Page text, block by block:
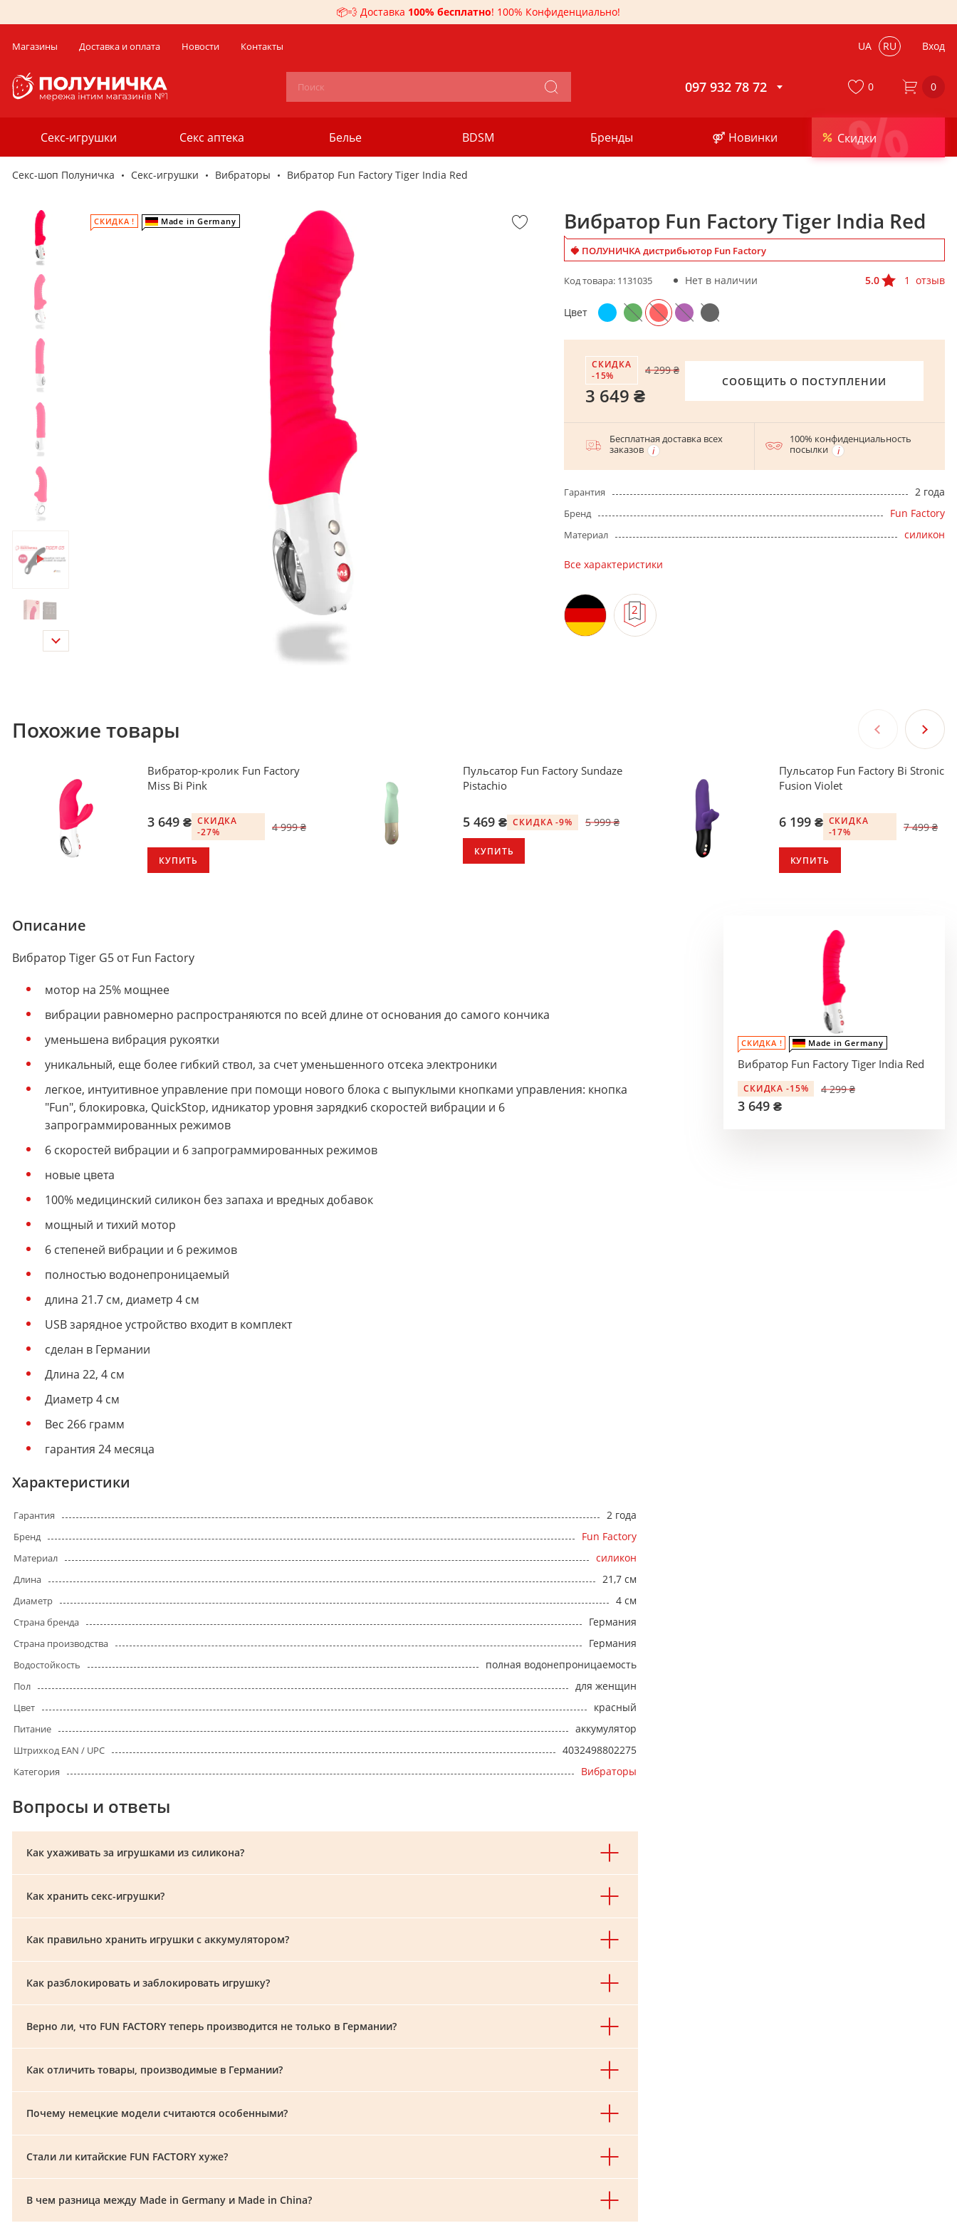
📦💨 Доставка 100% бесплатно! 100% Конфиденциально!
Магазины Доставка и оплата Новости Контакты UA RU Вход
097 932 78 72 0
Секс-игрушки Секс аптека Белье BDSM Бренды ⚤ Новинки %
Скидки
0
Секс-шоп Полуничка Секс-игрушки Вибраторы Вибратор Fun Factory Tiger India Red
СКИДКА ! Made in Germany Вибратор Fun Factory Tiger India Red
🍓 ПОЛУНИЧКА дистрибьютор Fun Factory
Код товара: 1131035 Нет в наличии 5.0 1 отзыв
Цвет
СООБЩИТЬ О ПОСТУПЛЕНИИ
СКИДКА
-15%
4 299 ₴
3 649 ₴
Бесплатная доставка всех
заказов
100% конфиденциальность
посылки
Гарантия 2 года
Бренд Fun Factory
Материал силикон
Все характеристики
Похожие товары
Вибратор-кролик Fun Factory
Miss Bi Pink
СКИДКА
-27%
4 999 ₴
3 649 ₴
КУПИТЬ
Пульсатор Fun Factory Sundaze
Pistachio
СКИДКА -9% 5 999 ₴
5 469 ₴
КУПИТЬ
Пульсатор Fun Factory Bi Stronic
Fusion Violet
СКИДКА
-17%
7 499 ₴
6 199 ₴
КУПИТЬ
Описание
Вибратор Tiger G5 от Fun Factory
мотор на 25% мощнее
вибрации равномерно распространяются по всей длине от основания до самого кончика
уменьшена вибрация рукоятки
уникальный, еще более гибкий ствол, за счет уменьшенного отсека электроники
легкое, интуитивное управление при помощи нового блока с выпуклыми кнопками управления: кнопка
"Fun", блокировка, QuickStop, идникатор уровня зарядки6 скоростей вибрации и 6
запрограммированных режимов
6 скоростей вибрации и 6 запрограммированных режимов
новые цвета
100% медицинский силикон без запаха и вредных добавок
мощный и тихий мотор
6 степеней вибрации и 6 режимов
полностью водонепроницаемый
длина 21.7 см, диаметр 4 см
USB зарядное устройство входит в комплект
сделан в Германии
Длина 22, 4 см
Диаметр 4 см
Вес 266 грамм
гарантия 24 месяца
Характеристики
Гарантия 2 года
Бренд Fun Factory
Материал силикон
Длина 21,7 см
Диаметр 4 см
Страна бренда Германия
Страна производства Германия
Водостойкость полная водонепроницаемость
Пол для женщин
Цвет красный
Питание аккумулятор
Штрихкод EAN / UPC 4032498802275
Категория Вибраторы
Вопросы и ответы
Как ухаживать за игрушками из силикона?
Как хранить секс-игрушки?
Как правильно хранить игрушки с аккумулятором?
Как разблокировать и заблокировать игрушку?
Верно ли, что FUN FACTORY теперь производится не только в Германии?
Как отличить товары, производимые в Германии?
Почему немецкие модели считаются особенными?
Стали ли китайские FUN FACTORY хуже?
В чем разница между Made in Germany и Made in China?
СКИДКА ! Made in Germany
Вибратор Fun Factory Tiger India Red
СКИДКА -15% 4 299 ₴
3 649 ₴